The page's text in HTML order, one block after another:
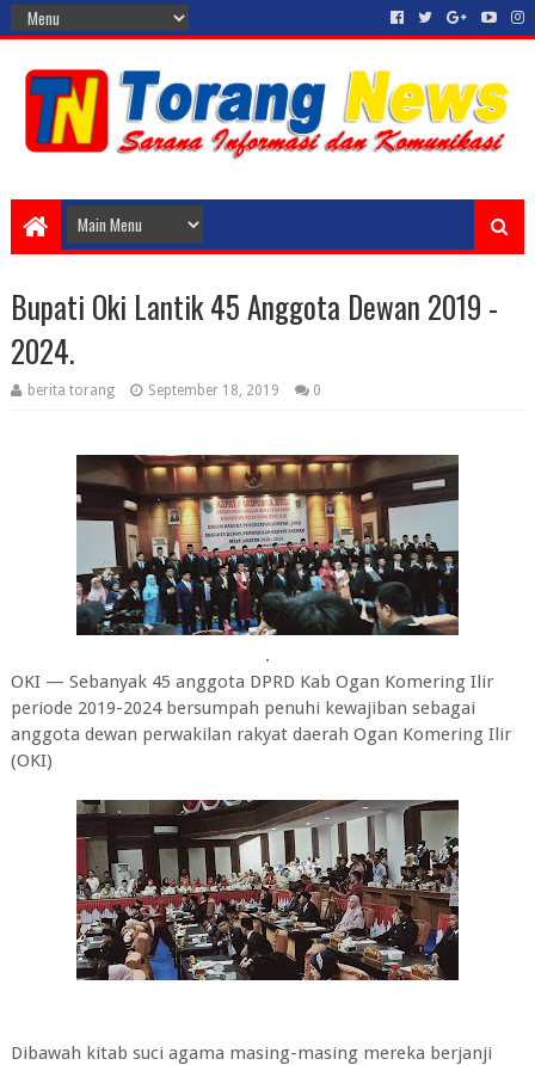
Bupati Oki Lantik 45 Anggota Dewan 2019 -
2024.
berita torang September 18, 2019 0
.
OKI — Sebanyak 45 anggota DPRD Kab Ogan Komering Ilir
periode 2019-2024 bersumpah penuhi kewajiban sebagai
anggota dewan perwakilan rakyat daerah Ogan Komering Ilir
(OKI)
Dibawah kitab suci agama masing-masing mereka berjanji